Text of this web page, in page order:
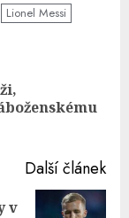
Lionel Messi
Další článek
v